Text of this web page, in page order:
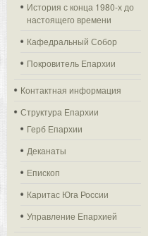
История с конца 1980-х до
настоящего времени
Кафедральный Собор
Покровитель Епархии
Контактная информация
Структура Епархии
Герб Епархии
Деканаты
Епископ
Каритас Юга России
Управление Епархией